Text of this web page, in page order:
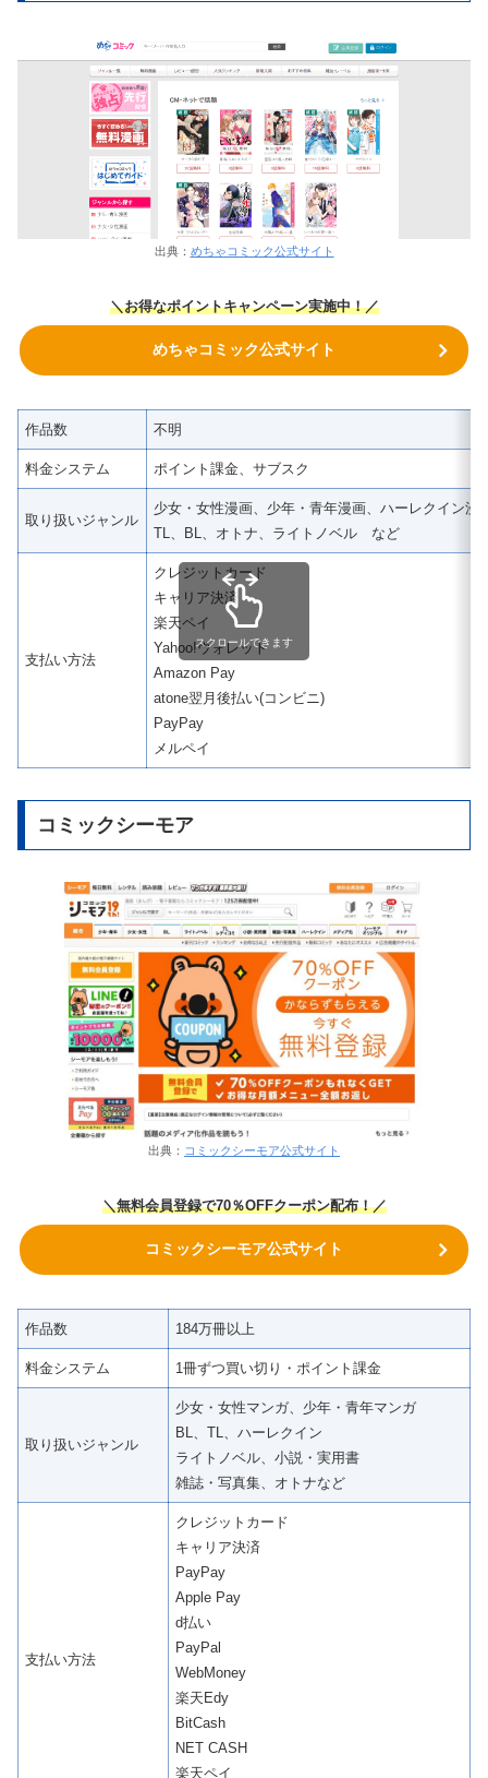
出典： めちゃコミック公式サイト
＼お得なポイントキャンペーン実施中！／
めちゃコミック公式サイト
作品数 不明
料金システム ポイント課金、サブスク
取り扱いジャンル
少女・女性漫画、少年・青年漫画、ハーレクイン漫
TL、BL、オトナ、ライトノベル など
支払い方法
クレジットカード
キャリア決済
楽天ペイ
Yahoo!ウォレット
Amazon Pay
atone翌月後払い(コンビニ)
PayPay
メルペイ
スクロールできます
コミックシーモア
出典： コミックシーモア公式サイト
＼無料会員登録で70％OFFクーポン配布！／
コミックシーモア公式サイト
作品数 184万冊以上
料金システム 1冊ずつ買い切り・ポイント課金
取り扱いジャンル
少女・女性マンガ、少年・青年マンガ
BL、TL、ハーレクイン
ライトノベル、小説・実用書
雑誌・写真集、オトナなど
支払い方法
クレジットカード
キャリア決済
PayPay
Apple Pay
d払い
PayPal
WebMoney
楽天Edy
BitCash
NET CASH
楽天ペイ